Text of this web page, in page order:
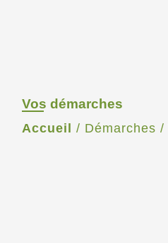
Vos démarches
Accueil / Démarches /